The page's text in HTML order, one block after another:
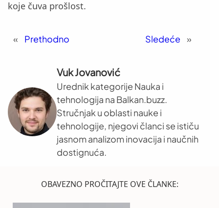
koje čuva prošlost.
« Prethodno Sledeće »
Vuk Jovanović
Urednik kategorije Nauka i
tehnologija na Balkan.buzz.
Stručnjak u oblasti nauke i
tehnologije, njegovi članci se ističu
jasnom analizom inovacija i naučnih
dostignuća.
OBAVEZNO PROČITAJTE OVE ČLANKE: